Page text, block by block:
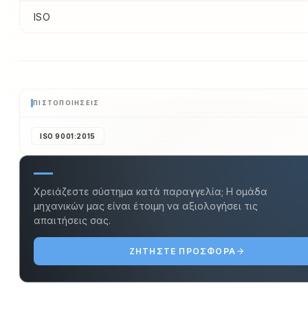
ISO
ΠΙΣΤΟΠΟΙΉΣΕΙΣ
ISO 9001:2015
Χρειάζεστε σύστημα κατά παραγγελία; Η ομάδα
μηχανικών μας είναι έτοιμη να αξιολογήσει τις
απαιτήσεις σας.
ΖΗΤΉΣΤΕ ΠΡΟΣΦΟΡΆ